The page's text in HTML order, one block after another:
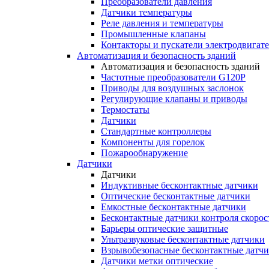
Датчики температуры
Реле давления и температуры
Промышленные клапаны
Контакторы и пускатели
Автоматизация и безопасность зданий
Автоматизация и безопасность зданий
Частотные преобразователи G120P
Приводы для воздушных заслонок
Регулирующие клапаны и приводы
Термостаты
Датчики
Стандартные контроллеры
Компоненты для горелок
Пожарообнаружение
Датчики
Датчики
Индуктивные бесконтактные датчики
Оптические бесконтактные датчики
Емкостные бесконтактные датчики
Бесконтактные датчики контроля
Барьеры оптические защитные
Ультразвуковые бесконтактные датчики
Взрывобезопасные бесконтактные
Датчики метки оптические